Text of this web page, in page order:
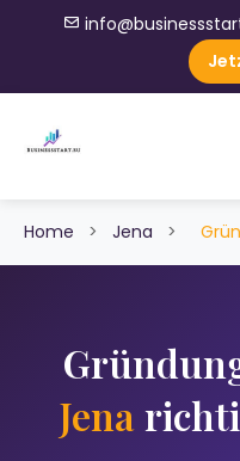
Home > Jena >
Jena